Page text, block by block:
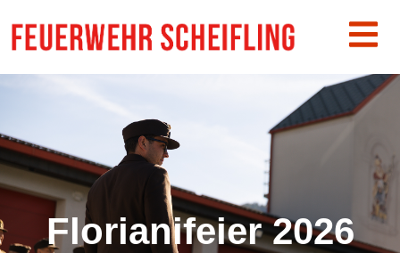
Florianifeier 2026